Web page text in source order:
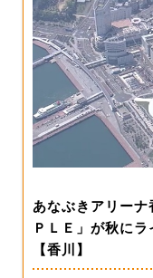
あなぶきアリー
ＰＬＥ」が秋に
【香川】